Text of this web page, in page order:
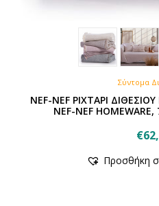
Σύντομα
NEF-NEF ΡΙΧΤΑΡΙ
NEF-NEF
€
Προσθήκη